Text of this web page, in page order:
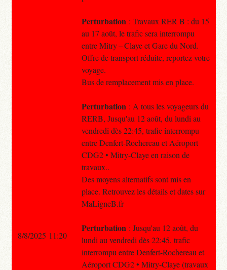
Perturbation : Travaux RER B : du 15
au 17 août, le trafic sera interrompu
entre Mitry – Claye et Gare du Nord.
Offre de transport réduite, reportez votre
voyage.
Bus de remplacement mis en place.
Perturbation : A tous les voyageurs du
RERB, Jusqu'au 12 août, du lundi au
vendredi dès 22:45, trafic interrompu
entre Denfert-Rochereau et Aéroport
CDG2 • Mitry-Claye en raison de
travaux..
Des moyens alternatifs sont mis en
place. Retrouvez les détails et dates sur
MaLigneB.fr
Perturbation : Jusqu'au 12 août, du
lundi au vendredi dès 22:45, trafic
interrompu entre Denfert-Rochereau et
Aéroport CDG2 • Mitry-Claye (travaux
8/8/2025 11:20